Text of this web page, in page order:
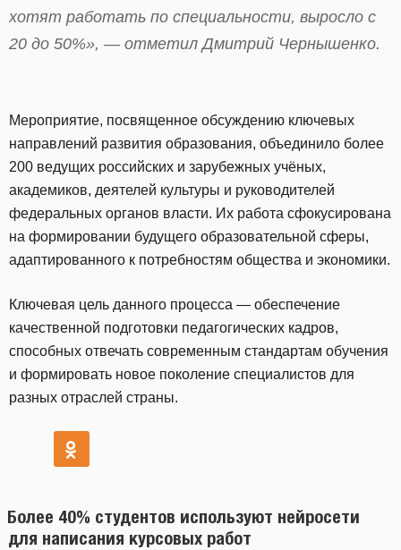
хотят работать по специальности, выросло с
20 до 50%», — отметил Дмитрий Чернышенко.
Мероприятие, посвященное обсуждению ключевых
направлений развития образования, объединило более
200 ведущих российских и зарубежных учёных,
академиков, деятелей культуры и руководителей
федеральных органов власти. Их работа сфокусирована
на формировании будущего образовательной сферы,
адаптированного к потребностям общества и экономики.
Ключевая цель данного процесса — обеспечение
качественной подготовки педагогических кадров,
способных отвечать современным стандартам обучения
и формировать новое поколение специалистов для
разных отраслей страны.
Более 40% студентов используют нейросети
для написания курсовых работ